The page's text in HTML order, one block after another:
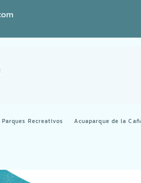
Parques Recreativos Acuaparque de la